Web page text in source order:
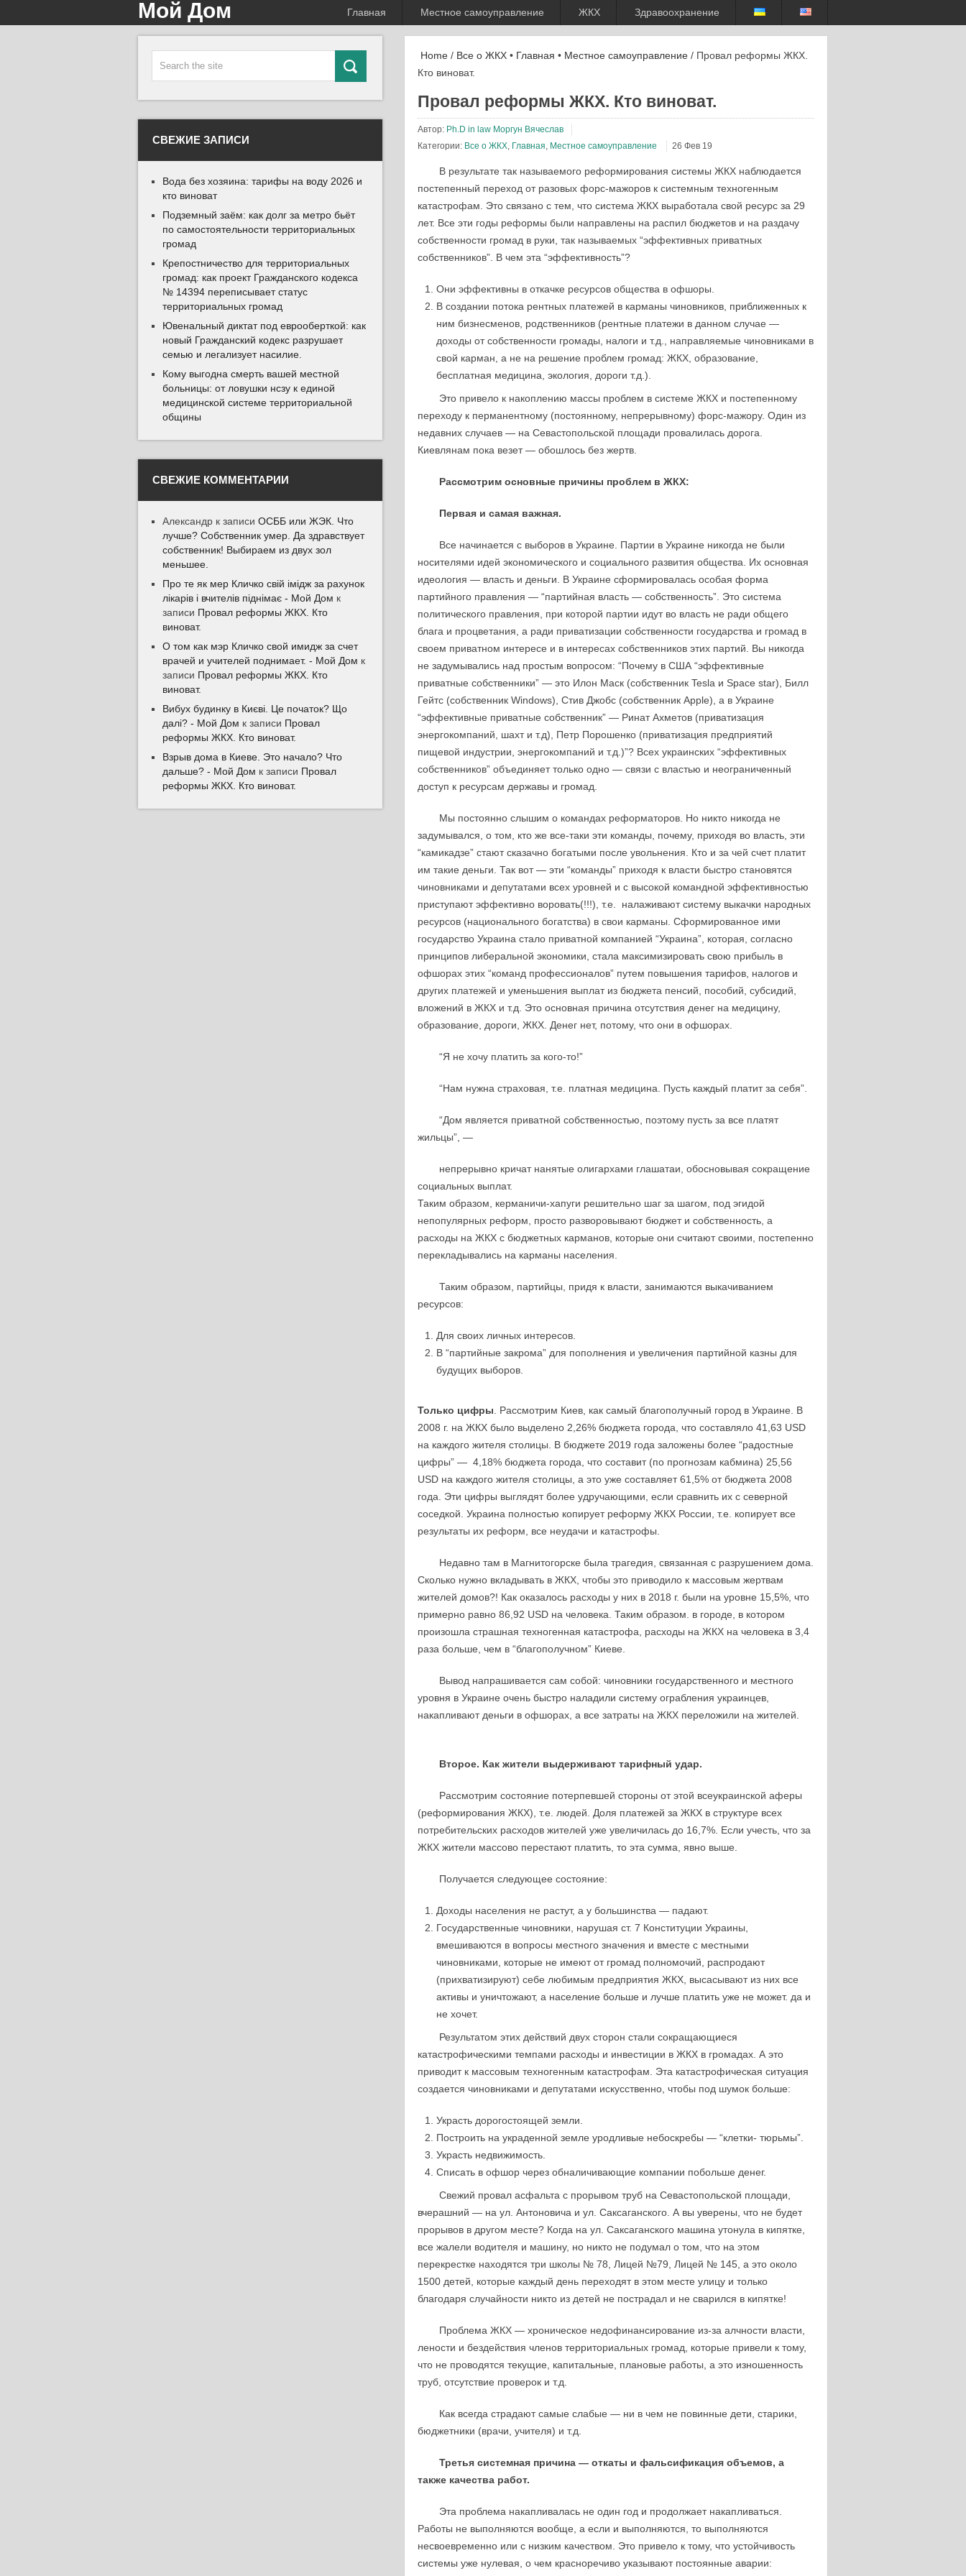
Главная Местное самоуправление ЖКХ Здравоохранение
Мой Дом
Home/ Все о ЖКХ• Главная • Местное самоуправление/ Провал реформы ЖКХ.
Кто виноват.
Провал реформы ЖКХ. Кто виноват.
Автор: Ph.D in law Моргун Вячеслав
Категории: Все о ЖКХ, Главная, Местное самоуправление 26 Фев 19
В результате так называемого реформирования системы ЖКХ наблюдается
постепенный переход от разовых форс-мажоров к системным техногенным
катастрофам. Это связано с тем, что система ЖКХ выработала свой ресурс за 29
лет. Все эти годы реформы были направлены на распил бюджетов и на раздачу
собственности громад в руки, так называемых “эффективных приватных
собственников”. В чем эта “эффективность”?
Они эффективны в откачке ресурсов общества в офшоры.
В создании потока рентных платежей в карманы чиновников, приближенных к
ним бизнесменов, родственников (рентные платежи в данном случае —
доходы от собственности громады, налоги и т.д., направляемые чиновниками в
свой карман, а не на решение проблем громад: ЖКХ, образование,
бесплатная медицина, экология, дороги т.д.).
Это привело к накоплению массы проблем в системе ЖКХ и постепенному
переходу к перманентному (постоянному, непрерывному) форс-мажору. Один из
недавних случаев — на Севастопольской площади провалилась дорога.
Киевлянам пока везет — обошлось без жертв.
Рассмотрим основные причины проблем в ЖКХ:
Первая и самая важная.
Все начинается с выборов в Украине. Партии в Украине никогда не были
носителями идей экономического и социального развития общества. Их основная
идеология — власть и деньги. В Украине сформировалась особая форма
партийного правления — “партийная власть — собственность”. Это система
политического правления, при которой партии идут во власть не ради общего
блага и процветания, а ради приватизации собственности государства и громад в
своем приватном интересе и в интересах собственников этих партий. Вы никогда
не задумывались над простым вопросом: “Почему в США “эффективные
приватные собственники” — это Илон Маск (собственник Tesla и Space star), Билл
Гейтс (собственник Windows), Стив Джобс (собственник Apple), а в Украине
“эффективные приватные собственник” — Ринат Ахметов (приватизация
энергокомпаний, шахт и т.д), Петр Порошенко (приватизация предприятий
пищевой индустрии, энергокомпаний и т.д.)”? Всех украинских “эффективных
собственников” объединяет только одно — связи с властью и неограниченный
доступ к ресурсам державы и громад.
Мы постоянно слышим о командах реформаторов. Но никто никогда не
задумывался, о том, кто же все-таки эти команды, почему, приходя во власть, эти
“камикадзе” стают сказачно богатыми после увольнения. Кто и за чей счет платит
им такие деньги. Так вот — эти “команды” приходя к власти быстро становятся
чиновниками и депутатами всех уровней и с высокой командной эффективностью
приступают эффективно воровать(!!!), т.е. налаживают систему выкачки народных
ресурсов (национального богатства) в свои карманы. Сформированное ими
государство Украина стало приватной компанией “Украина”, которая, согласно
принципов либеральной экономики, стала максимизировать свою прибыль в
офшорах этих “команд профессионалов” путем повышения тарифов, налогов и
других платежей и уменьшения выплат из бюджета пенсий, пособий, субсидий,
вложений в ЖКХ и т.д. Это основная причина отсутствия денег на медицину,
образование, дороги, ЖКХ. Денег нет, потому, что они в офшорах.
“Я не хочу платить за кого-то!”
“Нам нужна страховая, т.е. платная медицина. Пусть каждый платит за себя”.
“Дом является приватной собственностью, поэтому пусть за все платят
жильцы”, —
непрерывно кричат нанятые олигархами глашатаи, обосновывая сокращение
социальных выплат.
Таким образом, керманичи-хапуги решительно шаг за шагом, под эгидой
непопулярных реформ, просто разворовывают бюджет и собственность, а
расходы на ЖКХ с бюджетных карманов, которые они считают своими, постепенно
перекладывались на карманы населения.
Таким образом, партийцы, придя к власти, занимаются выкачиванием
ресурсов:
Для своих личных интересов.
В “партийные закрома” для пополнения и увеличения партийной казны для
будущих выборов.
Только цифры . Рассмотрим Киев, как самый благополучный город в Украине. В
2008 г. на ЖКХ было выделено 2,26% бюджета города, что составляло 41,63 USD
на каждого жителя столицы. В бюджете 2019 года заложены более “радостные
цифры” — 4,18% бюджета города, что составит (по прогнозам кабмина) 25,56
USD на каждого жителя столицы, а это уже составляет 61,5% от бюджета 2008
года. Эти цифры выглядят более удручающими, если сравнить их с северной
соседкой. Украина полностью копирует реформу ЖКХ России, т.е. копирует все
результаты их реформ, все неудачи и катастрофы.
Недавно там в Магнитогорске была трагедия, связанная с разрушением дома.
Сколько нужно вкладывать в ЖКХ, чтобы это приводило к массовым жертвам
жителей домов?! Как оказалось расходы у них в 2018 г. были на уровне 15,5%, что
примерно равно 86,92 USD на человека. Таким образом. в городе, в котором
произошла страшная техногенная катастрофа, расходы на ЖКХ на человека в 3,4
раза больше, чем в “благополучном” Киеве.
Вывод напрашивается сам собой: чиновники государственного и местного
уровня в Украине очень быстро наладили систему ограбления украинцев,
накапливают деньги в офшорах, а все затраты на ЖКХ переложили на жителей.
Второе. Как жители выдерживают тарифный удар.
Рассмотрим состояние потерпевшей стороны от этой всеукраинской аферы
(реформирования ЖКХ), т.е. людей. Доля платежей за ЖКХ в структуре всех
потребительских расходов жителей уже увеличилась до 16,7%. Если учесть, что за
ЖКХ жители массово перестают платить, то эта сумма, явно выше.
Получается следующее состояние:
Доходы населения не растут, а у большинства — падают.
Государственные чиновники, нарушая ст. 7 Конституции Украины,
вмешиваются в вопросы местного значения и вместе с местными
чиновниками, которые не имеют от громад полномочий, распродают
(прихватизируют) себе любимым предприятия ЖКХ, высасывают из них все
активы и уничтожают, а население больше и лучше платить уже не может. да и
не хочет.
Результатом этих действий двух сторон стали сокращающиеся
катастрофическими темпами расходы и инвестиции в ЖКХ в громадах. А это
приводит к массовым техногенным катастрофам. Эта катастрофическая ситуация
создается чиновниками и депутатами искусственно, чтобы под шумок больше:
Украсть дорогостоящей земли.
Построить на украденной земле уродливые небоскребы — “клетки- тюрьмы”.
Украсть недвижимость.
Списать в офшор через обналичивающие компании побольше денег.
Свежий провал асфальта с прорывом труб на Севастопольской площади,
вчерашний — на ул. Антоновича и ул. Саксаганского. А вы уверены, что не будет
прорывов в другом месте? Когда на ул. Саксаганского машина утонула в кипятке,
все жалели водителя и машину, но никто не подумал о том, что на этом
перекрестке находятся три школы № 78, Лицей №79, Лицей № 145, а это около
1500 детей, которые каждый день переходят в этом месте улицу и только
благодаря случайности никто из детей не пострадал и не сварился в кипятке!
Проблема ЖКХ — хроническое недофинансирование из-за алчности власти,
лености и бездействия членов территориальных громад, которые привели к тому,
что не проводятся текущие, капитальные, плановые работы, а это изношенность
труб, отсутствие проверок и т.д.
Как всегда страдают самые слабые — ни в чем не повинные дети, старики,
бюджетники (врачи, учителя) и т.д.
Третья системная причина — откаты и фальсификация объемов, а
также качества работ.
Эта проблема накапливалась не один год и продолжает накапливаться.
Работы не выполняются вообще, а если и выполняются, то выполняются
несвоевременно или с низким качеством. Это привело к тому, что устойчивость
системы уже нулевая, о чем красноречиво указывают постоянные аварии:
СВЕЖИЕ ЗАПИСИ
Вода без хозяина: тарифы на воду 2026 и
кто виноват
Подземный заём: как долг за метро бьёт
по самостоятельности территориальных
громад
Крепостничество для территориальных
громад: как проект Гражданского кодекса
№ 14394 переписывает статус
территориальных громад
Ювенальный диктат под еврооберткой: как
новый Гражданский кодекс разрушает
семью и легализует насилие.
Кому выгодна смерть вашей местной
больницы: от ловушки нсзу к единой
медицинской системе территориальной
общины
СВЕЖИЕ КОММЕНТАРИИ
Александр к записиОСББ или ЖЭК. Что
лучше? Собственник умер. Да здравствует
собственник! Выбираем из двух зол
меньшее.
Про те як мер Кличко свій імідж за рахунок
лікарів і вчителів піднімає - Мой Дом к
записи Провал реформы ЖКХ. Кто
виноват.
О том как мэр Кличко свой имидж за счет
врачей и учителей поднимает. - Мой Дом к
записи Провал реформы ЖКХ. Кто
виноват.
Вибух будинку в Києві. Це початок? Що
далі? - Мой Дом к записи Провал
реформы ЖКХ. Кто виноват.
Взрыв дома в Киеве. Это начало? Что
дальше? - Мой Дом к записи Провал
реформы ЖКХ. Кто виноват.